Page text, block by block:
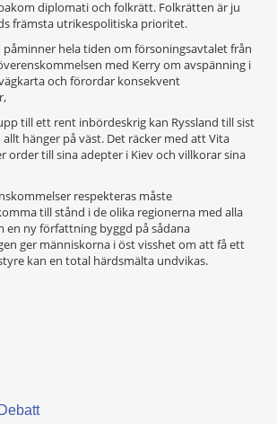
diplomati och folkrätt. Folkrätten är ju
främsta utrikespolitiska prioritet.
påminner hela tiden om försoningsavtalet från
med Kerry om avspänning i
vägkarta och förordar konsekvent
till ett rent inbördeskrig kan Ryssland till sist
hänger på väst. Det räcker med att Vita
order till sina adepter i Kiev och villkorar sina
respekteras måste
till stånd i de olika regionerna med alla
en ny författning byggd på sådana
ger människorna i öst visshet om att få ett
kan en total härdsmälta undvikas.
Debatt